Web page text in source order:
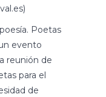
Poetas
evento
reunión de
para el
de